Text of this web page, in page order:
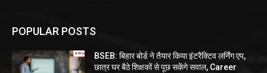
POPULAR POSTS
BSEB: बिहार बोर्ड ने तैयार किया इंटरैक्टिव लर्निंग एप,
छात्र घर बैठे शिक्षकों से पूछ सकेंगे सवाल, Career